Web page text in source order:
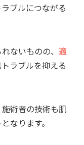
ブルにつながる
ないものの、 適
ラブルを抑える
術者の技術も肌
なります。